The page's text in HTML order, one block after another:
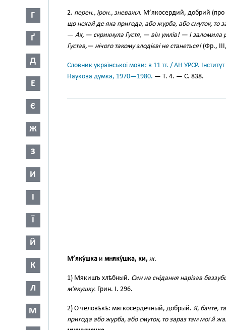
Г
Ґ
Д
Е
Є
Ж
З
И
І
Ї
Й
К
Л
М
2. перен., ірон., зневажл. М’якосердий, добрий
що нехай де яка пригода, або журба, або смуток, то
— Ах, — скрикнула Густя, — він умлів! — І
Густав,— нічого такому злодієві не станеться!(Фр., III,
Словник української мови: в 11 тт. / АН УРСР.
Наукова думка, 1970—1980. — Т. 4. — С. 838.
М’яку́шка и мняку́шка, ки, ж.
1) Мякишъ хлѣбный. Син на снідання нарізав
м’якушку. Грин. І. 296.
2) О человѣкѣ: мягкосердечный, добрый. Я, бачте,
пригода або журба, або смуток, то зараз там мої й